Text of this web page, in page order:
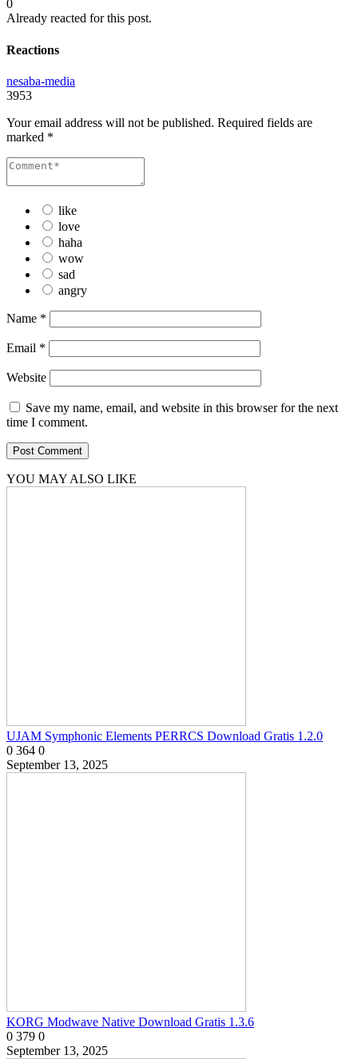
0
Already reacted for this post.
Reactions
nesaba-media
3953
Your email address will not be published. Required fields are
marked *
like
love
haha
wow
sad
angry
Name *
Email *
Website
Save my name, email, and website in this browser for the next
time I comment.
YOU MAY ALSO LIKE
UJAM Symphonic Elements PERRCS Download Gratis 1.2.0
0 364 0
September 13, 2025
KORG Modwave Native Download Gratis 1.3.6
0 379 0
September 13, 2025